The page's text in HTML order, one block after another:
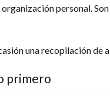
personal.
una recopilación de
primero